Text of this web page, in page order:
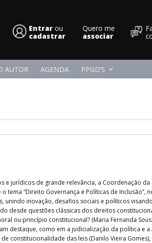
Conpedi
Entrar ou
cadastrar
Quero me
associar
AUTOR AGENDA PPGD’S
e jurídicos de grande relevância, a Coordenação da
tema “Direito Governança e Políticas de Inclusão”,
unindo inovação, desafios sociais e políticos
desde questões clássicas dos direitos
ou princípio constitucional? (Maria Fernanda
destaque, como em a judicialização da política e a
constitucionalidade das leis (Danilo Vieira Gomes),